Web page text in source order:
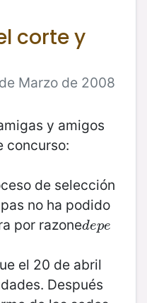
corte y
Marzo de 2008
y amigos
concurso:
de selección
no ha podido
por razonedepe
depe
el 20 de abril
Después